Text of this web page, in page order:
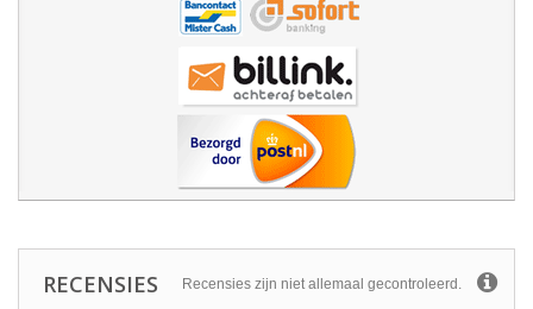
RECENSIES Recensies zijn niet allemaal gecontroleerd.